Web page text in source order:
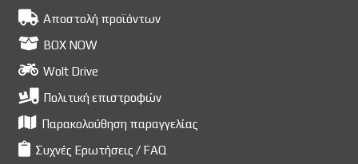
Αποστολή προϊόντων
BOX NOW
Wolt Drive
Πολιτική επιστροφών
Παρακολούθηση παραγγελίας
Συχνές Ερωτήσεις / FAQ